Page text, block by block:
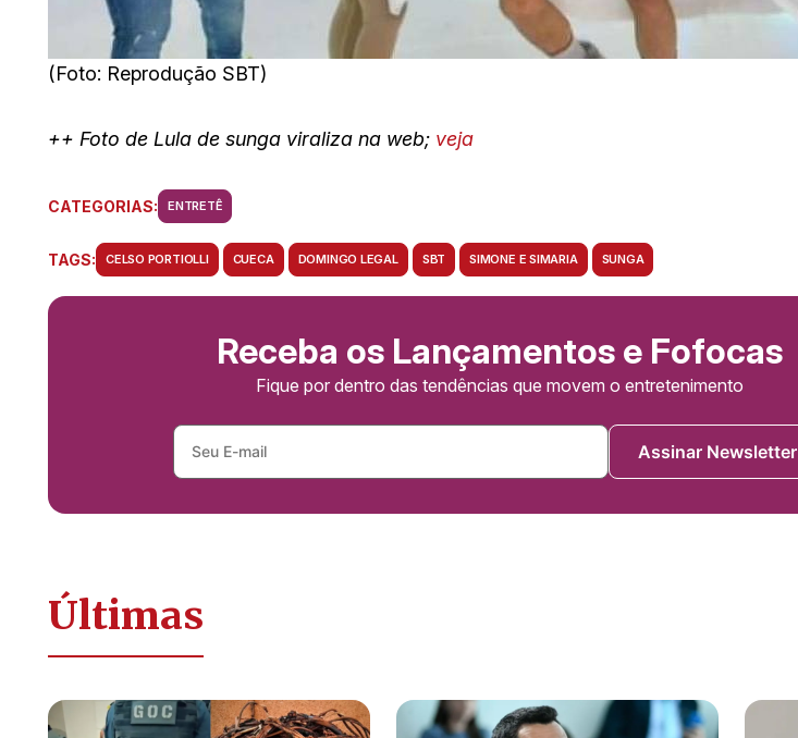
(Foto: Reprodução SBT)
++ Foto de Lula de sunga viraliza na web; veja
CATEGORIAS: ENTRETÊ
TAGS: CELSO PORTIOLLI CUECA DOMINGO LEGAL SBT SIMONE E SIMARIA SUNGA
Receba os Lançamentos e Fofocas
Fique por dentro das tendências que movem o entretenimento
Assinar Newsletter
Últimas